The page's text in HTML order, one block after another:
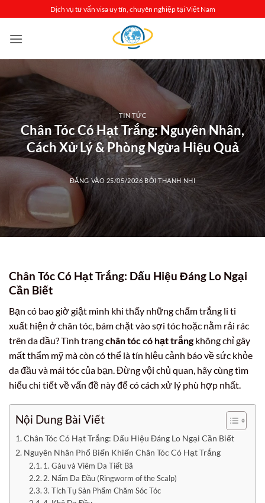
qua
nội
Dịch vụ tư vấn visa uy tín, chuyên nghiệp tại Việt Nam
TIN TỨC
Chân Tóc Có Hạt Trắng: Nguyên Nhân,
Cách Xử Lý & Phòng Ngừa Hiệu Quả
ĐĂNG VÀO 25/05/2026 BỞITHANH NHI
Chân Tóc Có Hạt Trắng: Dấu Hiệu Đáng Lo Ngại
Cần Biết
Bạn có bao giờ giật mình khi thấy những chấm trắng li ti
xuất hiện ở chân tóc, bám chặt vào sợi tóc hoặc nằm rải rác
trên da đầu? Tình trạngchân tóc có hạt trắngkhông chỉ gây
mất thẩm mỹ mà còn có thể là tín hiệu cảnh báo về sức khỏe
da đầu và mái tóc của bạn. Đừng vội chủ quan, hãy cùng tìm
hiểu chi tiết về vấn đề này để có cách xử lý phù hợp nhất.
Nội Dung Bài Viết
Chân Tóc Có Hạt Trắng: Dấu Hiệu Đáng Lo Ngại Cần Biết
Nguyên Nhân Phổ Biến Khiến Chân Tóc Có Hạt Trắng
1. Gàu và Viêm Da Tiết Bã
2. Nấm Da Đầu (Ringworm of the Scalp)
3. Tích Tụ Sản Phẩm Chăm Sóc Tóc